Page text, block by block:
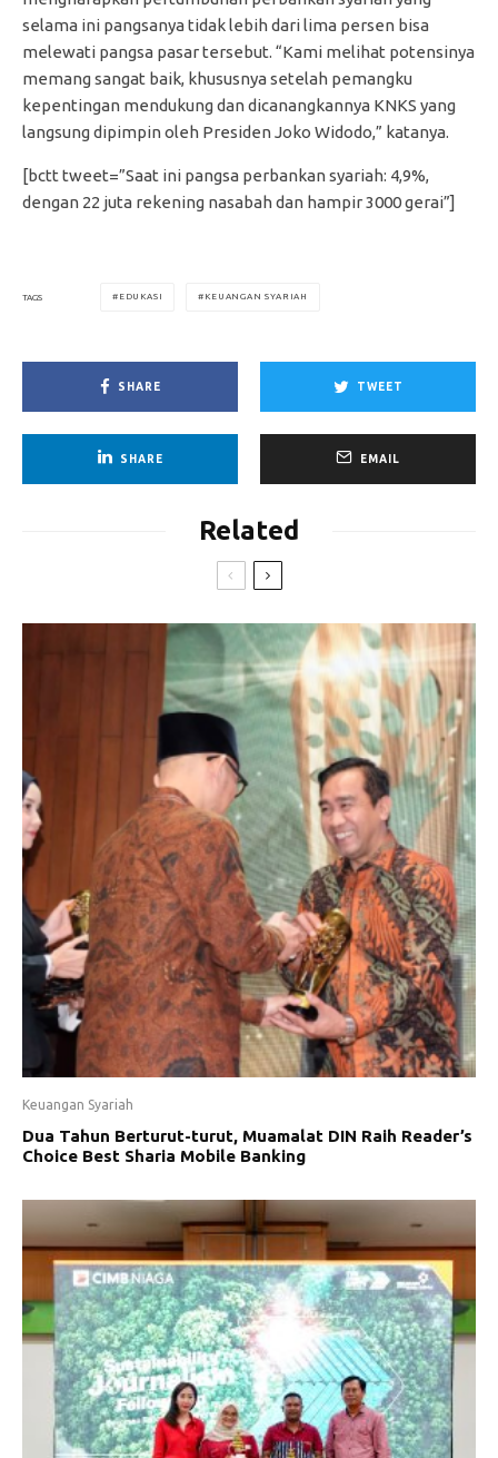
selama ini pangsanya tidak lebih dari lima persen bisa
melewati pangsa pasar tersebut. “Kami melihat potensinya
memang sangat baik, khususnya setelah pemangku
kepentingan mendukung dan dicanangkannya KNKS yang
langsung dipimpin oleh Presiden Joko Widodo,” katanya.
[bctt tweet=”Saat ini pangsa perbankan syariah: 4,9%,
dengan 22 juta rekening nasabah dan hampir 3000 gerai”]
TAGS EDUKASI KEUANGAN SYARIAH
SHARE TWEET
SHARE EMAIL
Related
Keuangan Syariah
Dua Tahun Berturut-turut, Muamalat DIN Raih Reader’s
Choice Best Sharia Mobile Banking